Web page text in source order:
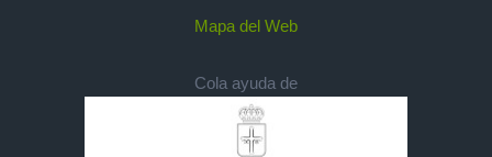
Mapa del Web
Cola ayuda de